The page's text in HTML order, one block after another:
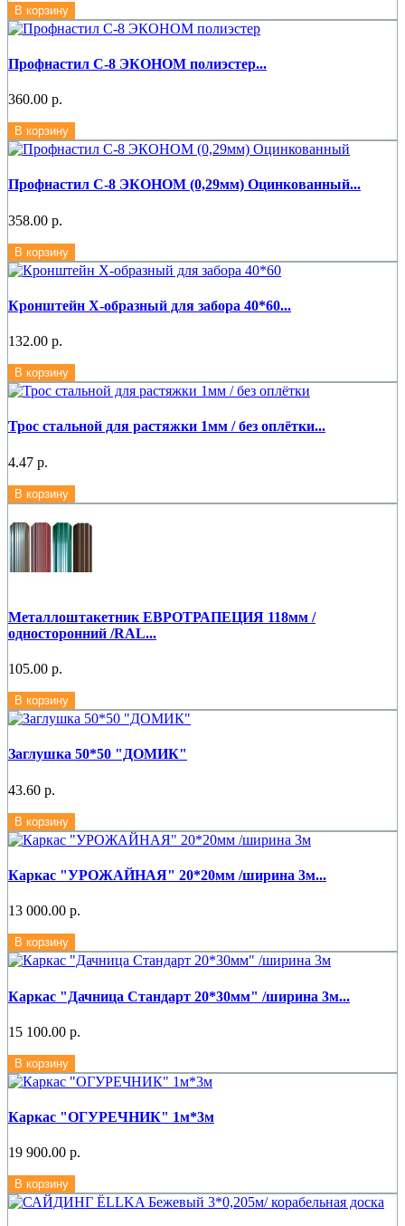
В корзину
Профнастил С-8 ЭКОНОМ полиэстер...
360.00 р.
В корзину
Профнастил С-8 ЭКОНОМ (0,29мм) Оцинкованный...
358.00 р.
В корзину
Кронштейн Х-образный для забора 40*60...
132.00 р.
В корзину
Трос стальной для растяжки 1мм / без оплётки...
4.47 р.
В корзину
Металлоштакетник ЕВРОТРАПЕЦИЯ 118мм /
односторонний /RAL...
105.00 р.
В корзину
Заглушка 50*50 "ДОМИК"
43.60 р.
В корзину
Каркас "УРОЖАЙНАЯ" 20*20мм /ширина 3м...
13 000.00 р.
В корзину
Каркас "Дачница Стандарт 20*30мм" /ширина 3м...
15 100.00 р.
В корзину
Каркас "ОГУРЕЧНИК" 1м*3м
19 900.00 р.
В корзину